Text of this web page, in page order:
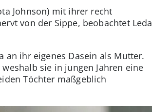
Johnson) mit ihrer recht
von der Sippe, beobachtet Leda
an ihr eigenes Dasein als Mutter.
sie in jungen Jahren eine
Töchter maßgeblich